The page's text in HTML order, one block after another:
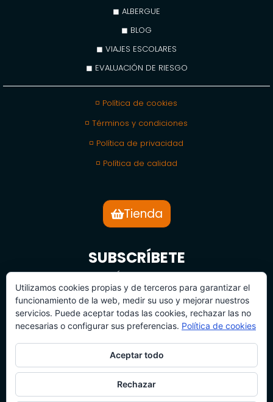
◼ ALBERGUE
◼ BLOG
◼ VIAJES ESCOLARES
◼ EVALUACIÓN DE RIESGO
◽ Política de cookies
◽ Términos y condiciones
◽ Política de privacidad
◽ Política de calidad
Tienda
SUBSCRÍBETE
BOLETÍN DE NOTICIAS
SUBSCRÍBETE
Utilizamos cookies propias y de terceros para garantizar el
funcionamiento de la web, medir su uso y mejorar nuestros
servicios. Puede aceptar todas las cookies, rechazar las no
necesarias o configurar sus preferencias. Política de cookies
Aceptar todo
Rechazar